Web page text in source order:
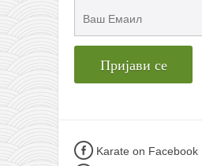
Karate on Facebook